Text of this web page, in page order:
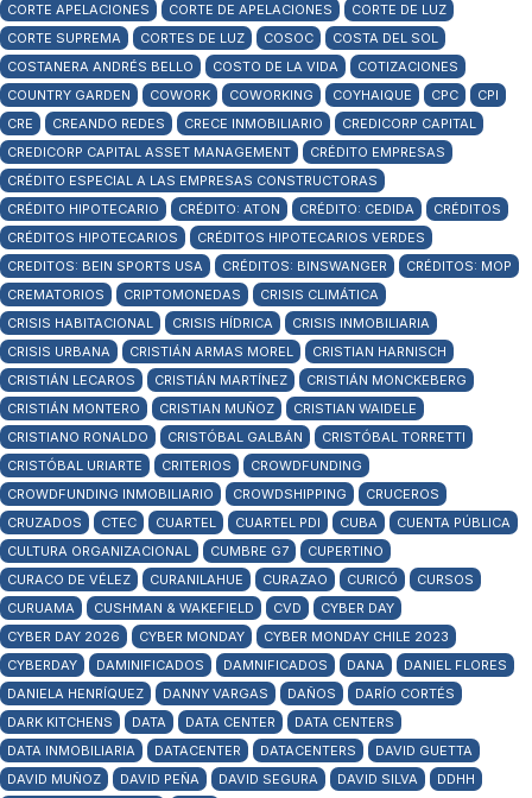
CORTE APELACIONES
CORTE DE APELACIONES
CORTE DE LUZ
CORTE SUPREMA
CORTES DE LUZ COSOC
COSTA DEL SOL
COSTANERA ANDRÉS BELLO
COSTO DE LA VIDA
COTIZACIONES
COUNTRY GARDEN
COWORK COWORKING COYHAIQUE CPC
CPI
CRE
CREANDO REDES CRECE INMOBILIARIO
CREDICORP CAPITAL
CREDICORP CAPITAL ASSET MANAGEMENT
CRÉDITO EMPRESAS
CRÉDITO ESPECIAL A LAS EMPRESAS CONSTRUCTORAS
CRÉDITO HIPOTECARIO
CRÉDITO: ATON CRÉDITO: CEDIDA
CRÉDITOS
CRÉDITOS HIPOTECARIOS
CRÉDITOS HIPOTECARIOS VERDES
CREDITOS: BEIN SPORTS USA
CRÉDITOS: BINSWANGER
CRÉDITOS: MOP
CREMATORIOS
CRIPTOMONEDAS
CRISIS CLIMÁTICA
CRISIS HABITACIONAL
CRISIS HÍDRICA
CRISIS INMOBILIARIA
CRISIS URBANA
CRISTIÁN ARMAS MOREL
CRISTIAN HARNISCH
CRISTIÁN LECAROS
CRISTIÁN MARTÍNEZ
CRISTIÁN MONCKEBERG
CRISTIÁN MONTERO
CRISTIAN MUÑOZ
CRISTIAN WAIDELE
CRISTIANO RONALDO
CRISTÓBAL GALBÁN
CRISTÓBAL TORRETTI
CRISTÓBAL URIARTE
CRITERIOS
CROWDFUNDING
CROWDFUNDING INMOBILIARIO
CROWDSHIPPING
CRUCEROS
CRUZADOS
CTEC CUARTEL CUARTEL PDI CUBA
CUENTA PÚBLICA
CULTURA ORGANIZACIONAL
CUMBRE G7
CUPERTINO
CURACO DE VÉLEZ
CURANILAHUE CURAZAO CURICÓ
CURSOS
CURUAMA
CUSHMAN & WAKEFIELD CVD
CYBER DAY
CYBER DAY 2026
CYBER MONDAY
CYBER MONDAY CHILE 2023
CYBERDAY
DAMINIFICADOS DAMNIFICADOS DANA
DANIEL FLORES
DANIELA HENRÍQUEZ
DANNY VARGAS DAÑOS
DARÍO CORTÉS
DARK KITCHENS
DATA DATA CENTER
DATA CENTERS
DATA INMOBILIARIA
DATACENTER DATACENTERS
DAVID GUETTA
DAVID MUÑOZ
DAVID PEÑA DAVID SEGURA DAVID SILVA
DDHH